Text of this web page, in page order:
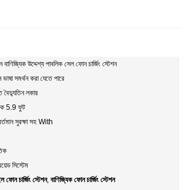
বাণিজ্যিক উদ্দেশ্য পাবলিক সেল ফোন চার্জিং স্টেশন
ভাষা সমর্থন করা যেতে পারে
বৈদ্যুতিন লকার
5.9 ফুট
সুরক্ষা সহ With
সিস্টেম
ফোন চার্জিং স্টেশন, বাণিজ্যিক ফোন চার্জিং স্টেশন